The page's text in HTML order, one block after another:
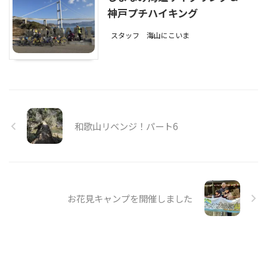
神戸プチハイキング
スタッフ 海山にこいま
和歌山リベンジ！パート6
お花見キャンプを開催しました